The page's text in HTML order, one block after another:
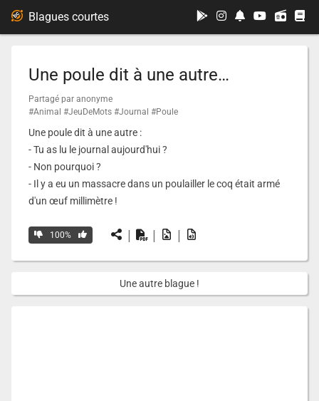
Une poule dit à une autre…
Partagé par anonyme
#Animal #JeuDeMots #Journal #Poule
Une poule dit à une autre :
- Tu as lu le journal aujourd'hui ?
- Non pourquoi ?
- Il y a eu un massacre dans un poulailler le coq était armé
d'un œuf millimètre !
100% | | |
Une autre blague !
Blagues courtes